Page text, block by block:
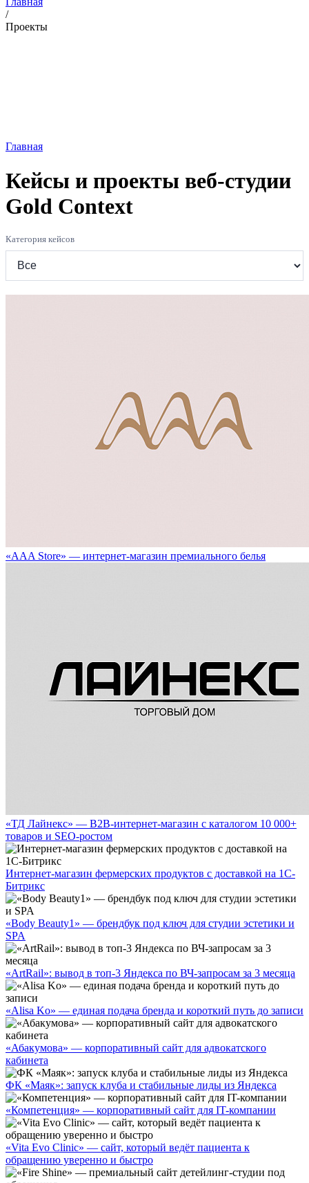
/
Проекты
Главная
Кейсы и проекты веб-студии
Gold Context
Категория кейсов
«AAA Store» — интернет-магазин премиального белья
«ТД Лайнекс» — B2B-интернет-магазин с каталогом 10 000+
товаров и SEO-ростом
Интернет-магазин фермерских продуктов с доставкой на 1С-
Битрикс
«Body Beauty1» — брендбук под ключ для студии эстетики и
SPA
«ArtRail»: вывод в топ-3 Яндекса по ВЧ-запросам за 3 месяца
«Alisa Ko» — единая подача бренда и короткий путь до записи
«Абакумова» — корпоративный сайт для адвокатского
кабинета
ФК «Маяк»: запуск клуба и стабильные лиды из Яндекса
«Компетенция» — корпоративный сайт для IT-компании
«Vita Evo Clinic» — сайт, который ведёт пациента к
обращению уверенно и быстро